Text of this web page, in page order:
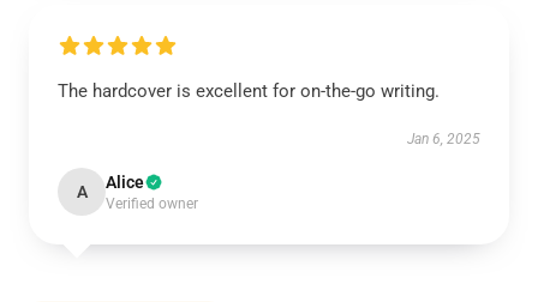
The hardcover is excellent for on-the-go writing.
Jan 6, 2025
A Alice
Verified owner